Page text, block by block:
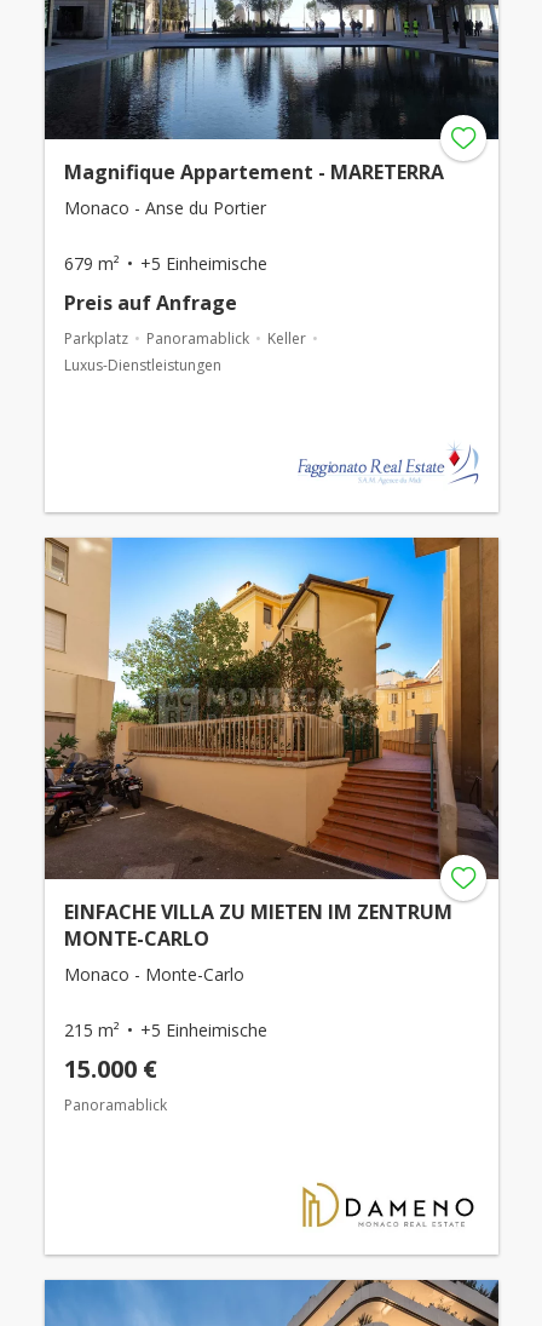
Magnifique Appartement - MARETERRA
Monaco - Anse du Portier
679 m² +5 Einheimische
Preis auf Anfrage
Parkplatz Panoramablick
Keller
Luxus-Dienstleistungen
EINFACHE VILLA ZU MIETEN IM ZENTRUM
MONTE-CARLO
Monaco - Monte-Carlo
215 m² +5 Einheimische
15.000 €
Panoramablick